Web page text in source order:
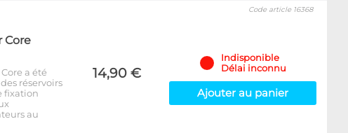
Core
a été
réservoirs
fixation
au
14,90 €
Code article 16368
Indisponible
Délai inconnu
Ajouter au panier